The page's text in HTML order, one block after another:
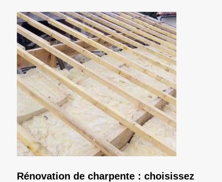
Rénovation de charpente : choisissez